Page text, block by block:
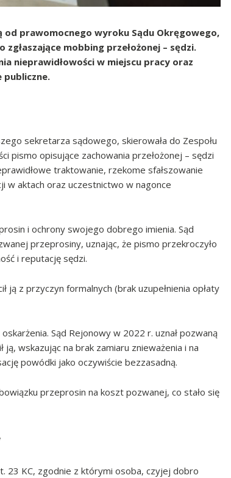
od prawomocnego wyroku Sądu Okręgowego,
mobbing przełożonej – sędzi.
nieprawidłowości w miejscu pracy oraz
publiczne.
sekretarza sądowego, skierowała do Zespołu
pismo opisujące zachowania przełożonej – sędzi
traktowanie, rzekome sfałszowanie
w aktach oraz uczestnictwo w nagonce
i ochrony swojego dobrego imienia. Sąd
przeprosiny, uznając, że pismo przekroczyło
i reputację sędzi.
ją z przyczyn formalnych (brak uzupełnienia opłaty
Sąd Rejonowy w 2022 r. uznał pozwaną
wskazując na brak zamiaru znieważenia i na
powódki jako oczywiście bezzasadną.
przeprosin na koszt pozwanej, co stało się
23 KC, zgodnie z którymi osoba, czyjej dobro